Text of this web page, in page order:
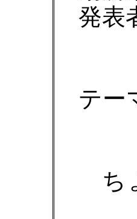
発表
テー
ち